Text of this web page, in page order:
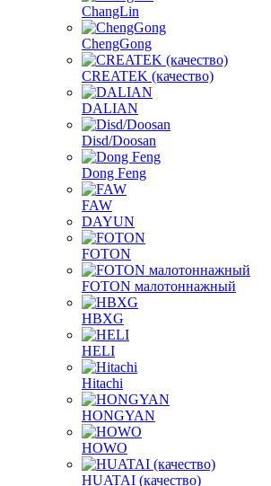
ChangLin
ChengGong
CREATEK (качество)
DALIAN
Disd/Doosan
Dong Feng
FAW
DAYUN
FOTON
FOTON малотоннажный
HBXG
HELI
Hitachi
HONGYAN
HOWO
HUATAI (качество)